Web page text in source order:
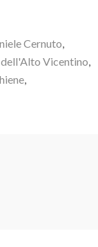
Cernuto,
Vicentino,
,